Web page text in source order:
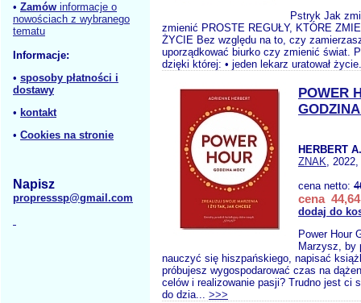
• Zamów informacje o
nowościach z wybranego
tematu
Informacje:
• sposoby płatności i
dostawy
• kontakt
• Cookies na stronie
Napisz
propresssp@gmail.com
Pstryk Jak
zmienić PROSTE REGUŁY, KTÓRE
ŻYCIE Bez względu na to, czy
uporządkować biurko czy zmienić świat.
dzięki której: • jeden lekarz uratował
POWER
HERBERT A.
ZNAK,
cena netto:
cena 44,64
dodaj do
Power Hour
Marzysz, by
nauczyć się hiszpańskiego, napisać
próbujesz wygospodarować czas na
celów i realizowanie pasji? Trudno jest ci
do dzia... >>>